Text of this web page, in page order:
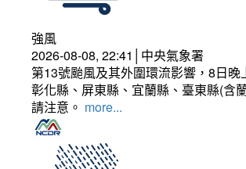
強風
2026-08-08, 22:41│中央氣象署
第13號颱風及其外圍環流影響，8日
彰化縣、屏東縣、宜蘭縣、臺東縣(含
請注意。 more...